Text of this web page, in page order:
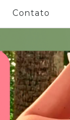
Contato